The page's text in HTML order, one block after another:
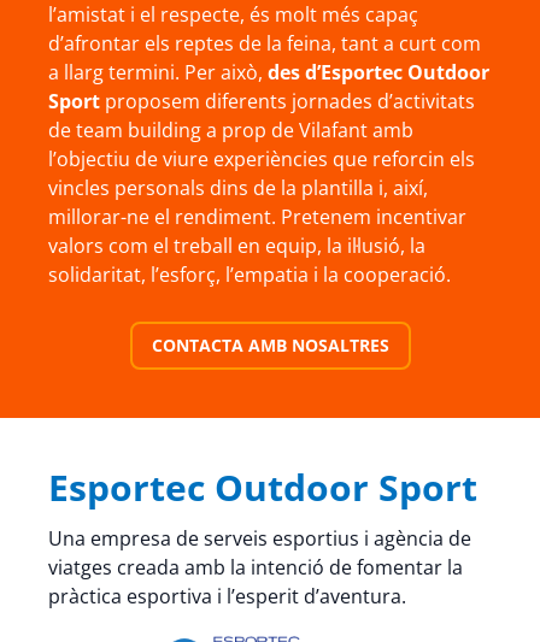
l’amistat i el respecte, és molt més capaç
d’afrontar els reptes de la feina, tant a curt com
a llarg termini. Per això, des d’Esportec Outdoor
Sport proposem diferents jornades d’activitats
de team building a prop de Vilafant amb
l’objectiu de viure experiències que reforcin els
vincles personals dins de la plantilla i, així,
millorar-ne el rendiment. Pretenem incentivar
valors com el treball en equip, la il·lusió, la
solidaritat, l’esforç, l’empatia i la cooperació.
CONTACTA AMB NOSALTRES
Esportec Outdoor Sport
Una empresa de serveis esportius i agència de
viatges creada amb la intenció de fomentar la
pràctica esportiva i l’esperit d’aventura.